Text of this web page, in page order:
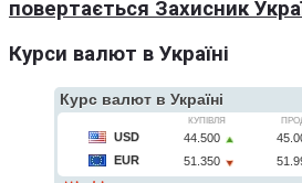
повертається Захисник
Курси валют в Україні